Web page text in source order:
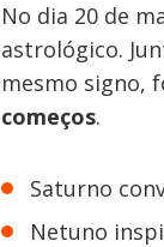
No dia 20 de
astrológico.
mesmo signo,
começos.
Saturno
Netuno